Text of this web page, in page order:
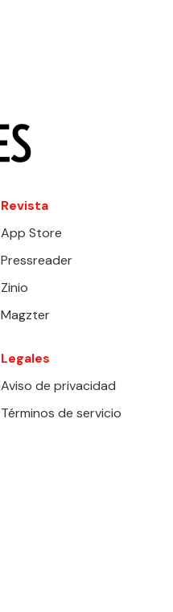
Revista
App Store
Pressreader
Zinio
Magzter
Legales
Aviso de privacidad
Términos de servicio